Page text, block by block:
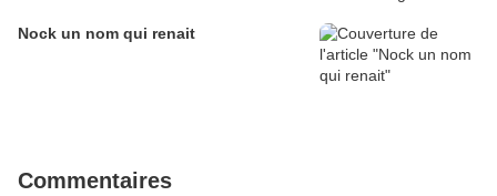
Nock un nom qui renait
Commentaires